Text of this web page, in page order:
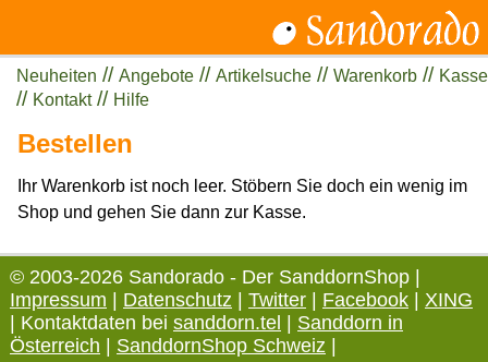
Neuheiten // Angebote // Artikelsuche // Warenkorb // Kasse
// Kontakt// Hilfe
Bestellen
Ihr Warenkorb ist noch leer. Stöbern Sie doch ein wenig im
Shop und gehen Sie dann zur Kasse.
© 2003-2026 Sandorado - Der SanddornShop |
Impressum | Datenschutz | Twitter | Facebook | XING
| Kontaktdaten bei sanddorn.tel | Sanddorn in
Österreich | SanddornShop Schweiz |